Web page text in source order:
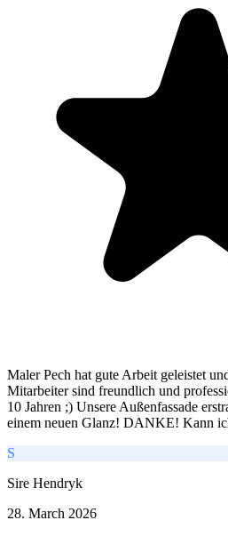
Maler Pech hat gute Arbeit geleistet
Mitarbeiter sind freundlich und
10 Jahren ;) Unsere Außenfassade
einem neuen Glanz! DANKE! Kann
S
Sire Hendryk
28. March 2026